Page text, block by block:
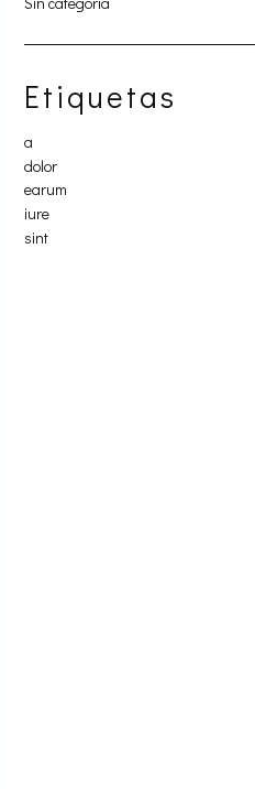
Etiquetas
a
dolor
earum
iure
sint